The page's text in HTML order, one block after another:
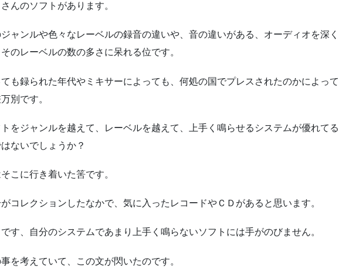
んのソフトがあります。
ャンルや色々なレーベルの録音の違いや、音の違いがある、オーディオを深く
のレーベルの数の多さに呆れる位です。
も録られた年代やミキサーによっても、何処の国でプレスされたのかによって
別です。
をジャンルを越えて、レーベルを越えて、上手く鳴らせるシステムが優れてる
ないでしょうか？
こに行き着いた筈です。
コレクションしたなかで、気に入ったレコードやＣＤがあると思います。
す、自分のシステムであまり上手く鳴らないソフトには手がのびません。
を考えていて、この文が閃いたのです。